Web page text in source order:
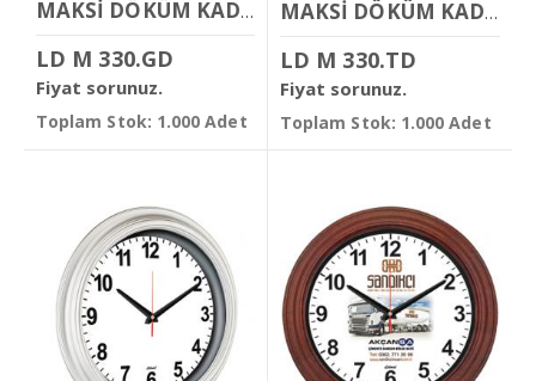
MAKSİ DÖKÜM KADRANLI DUVAR SAATİ
LD M 330.GD
Fiyat sorunuz.
Toplam Stok: 1.000 Adet
MAKSİ DÖKÜM KADRANLI DUVAR SAATİ
LD M 330.TD
Fiyat sorunuz.
Toplam Stok: 1.000 Adet